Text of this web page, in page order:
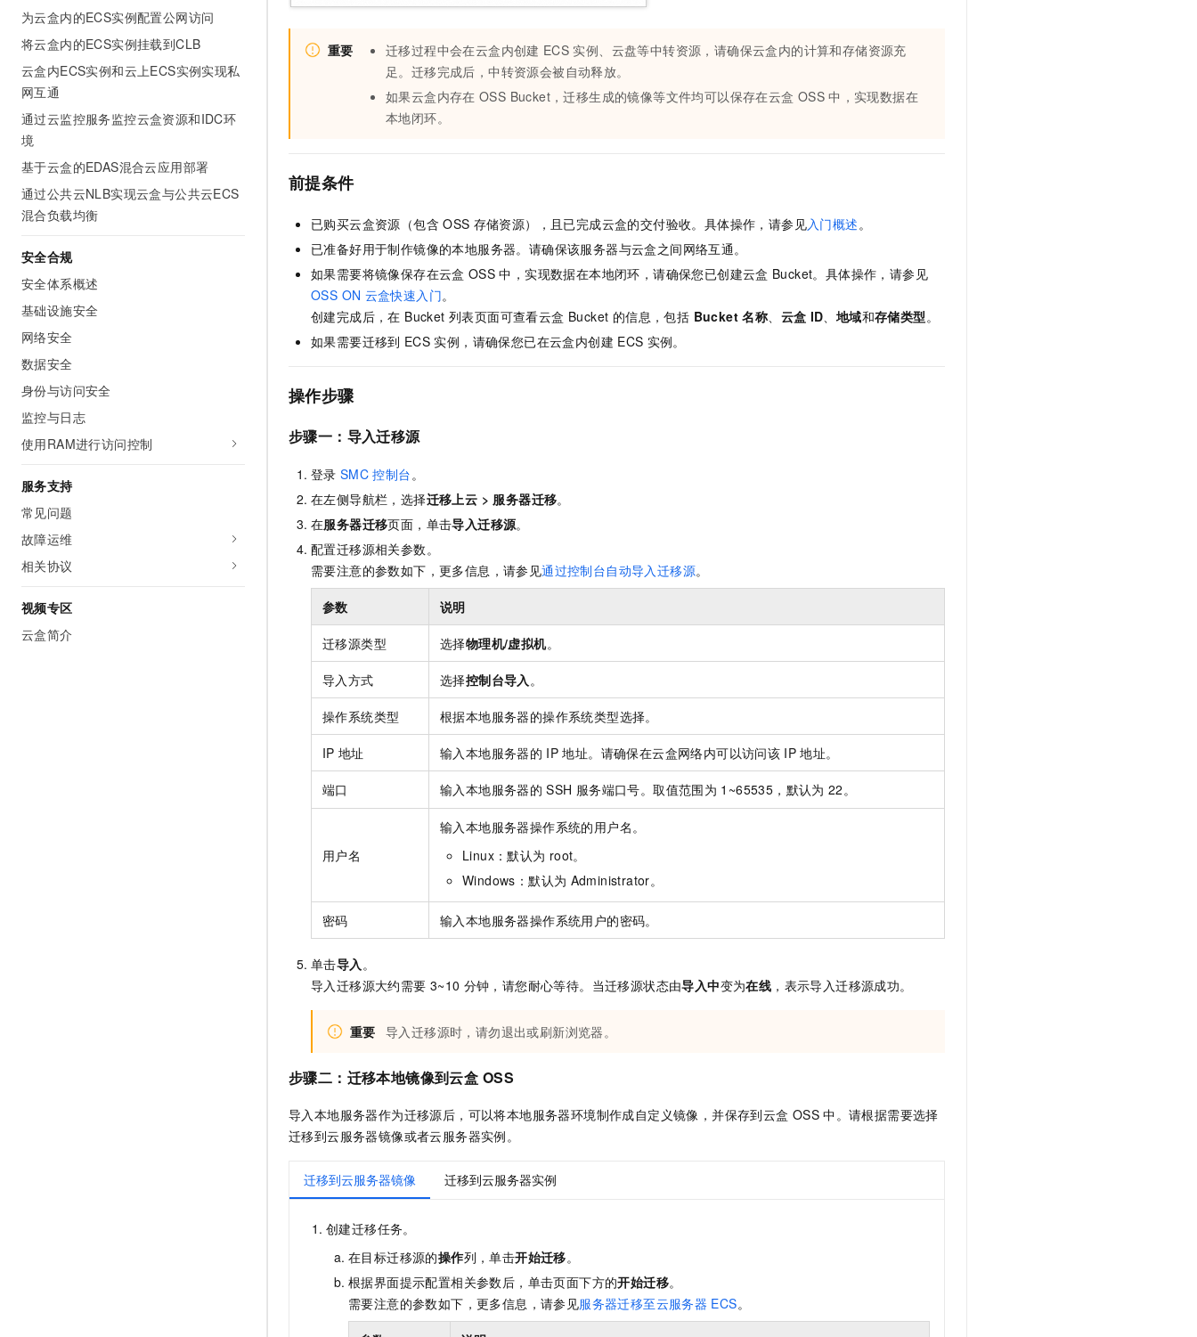
为云盒内的ECS实例配置公网访问
将云盒内的ECS实例挂载到CLB
云盒内ECS实例和云上ECS实例实现私
网互通
通过云监控服务监控云盒资源和IDC环
境
基于云盒的EDAS混合云应用部署
通过公共云NLB实现云盒与公共云ECS
混合负载均衡
安全合规
安全体系概述
基础设施安全
网络安全
数据安全
身份与访问安全
监控与日志
使用RAM进行访问控制
服务支持
常见问题
故障运维
相关协议
视频专区
云盒简介
重要 迁移过程中会在云盒内创建 ECS 实例、云盘等中转资源，请确保云盒内的计算和存储资源充
足。迁移完成后，中转资源会被自动释放。
如果云盒内存在 OSS Bucket，迁移生成的镜像等文件均可以保存在云盒 OSS 中，实现数据在
本地闭环。
前提条件
已购买云盒资源（包含 OSS 存储资源），且已完成云盒的交付验收。具体操作，请参见入门概述 。
已准备好用于制作镜像的本地服务器。请确保该服务器与云盒之间网络互通。
如果需要将镜像保存在云盒 OSS 中，实现数据在本地闭环，请确保您已创建云盒 Bucket。具体操作，请参见
OSS ON 云盒快速入门。
创建完成后，在 Bucket 列表页面可查看云盒 Bucket 的信息，包括 Bucket 名称 云盒 ID 地域和存储类型 。
如果需要迁移到 ECS 实例，请确保您已在云盒内创建 ECS 实例。
操作步骤
步骤一：导入迁移源
登录 SMC 控制台 。
在左侧导航栏，选择迁移上云 > 服务器迁移。
在服务器迁移页面，单击导入迁移源。
配置迁移源相关参数。
需要注意的参数如下，更多信息，请参见通过控制台自动导入迁移源。
参数 说明
迁移源类型 选择物理机/虚拟机。
导入方式 选择控制台导入 。
操作系统类型 根据本地服务器的操作系统类型选择。
IP 地址 输入本地服务器的 IP 地址。请确保在云盒网络内可以访问该 IP 地址。
端口 输入本地服务器的 SSH 服务端口号。取值范围为 1~65535，默认为 22。
用户名
输入本地服务器操作系统的用户名。
Linux：默认为 root。
Windows：默认为 Administrator。
密码 输入本地服务器操作系统用户的密码。
单击导入 。
导入迁移源大约需要 3~10 分钟，请您耐心等待。当迁移源状态由导入中变为在线 ，表示导入迁移源成功。
重要 导入迁移源时，请勿退出或刷新浏览器。
步骤二：迁移本地镜像到云盒 OSS
导入本地服务器作为迁移源后，可以将本地服务器环境制作成自定义镜像，并保存到云盒 OSS 中。请根据需要选择
迁移到云服务器镜像或者云服务器实例。
迁移到云服务器镜像 迁移到云服务器实例
创建迁移任务。
在目标迁移源的操作列，单击开始迁移。
根据界面提示配置相关参数后，单击页面下方的开始迁移。
需要注意的参数如下，更多信息，请参见服务器迁移至云服务器 ECS。